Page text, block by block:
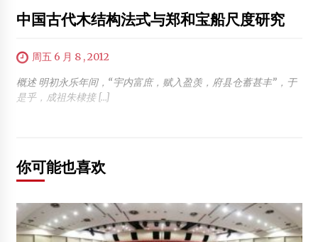
中国古代木结构法式与郑和宝船尺度研究
周五 6 月 8 , 2012
概述 明初永乐年间，“宇内富庶，赋入盈羡，府县仓蓄甚丰”，于
是乎，成祖朱棣接 […]
你可能也喜欢